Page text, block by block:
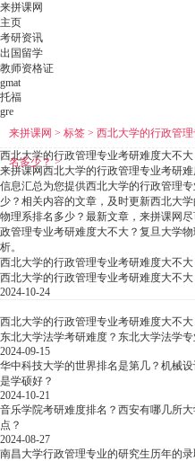
来拼课网
主页
考研资讯
出国留学
教师资格证
gmat
托福
gre
来拼课网 > 标签 > 西北大学的行政管
名多少？>
西北大学的行政管理专业考研难度大不
来拼课网西北大学的行政管理专业考研
信息汇总为您提供西北大学的行政管理
少？相关内容的文章，及时更新西北大
物理系排名多少？最新文章，来拼课网
政管理专业考研难度大不大？复旦大学
析。
西北大学的行政管理专业考研难度大不
西北大学的行政管理专业考研难度大不
2024-10-24
西北大学的行政管理专业考研难度大不
东北大学法学考研难度？东北大学法学
2024-09-15
华中科技大学的世界排名是第几？机械
是学硕好？
2024-10-21
音乐学院考研难度排名？西安有哪几所
点？
2024-08-27
南昌大学行政管理专业的研究生历年的